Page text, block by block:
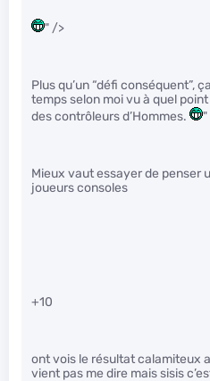
" />
Plus qu’un “défi conséquent”,
temps selon moi vu à quel
des contrôleurs d’Hommes.
"
Mieux vaut essayer de penser
joueurs consoles
+10
ont vois le résultat calamiteux
vient pas me dire mais sisis